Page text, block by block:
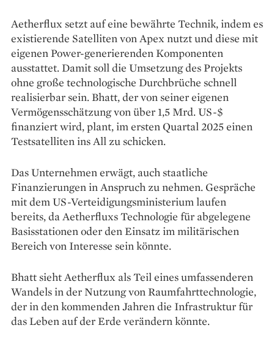
Aetherflux setzt auf eine bewährte Technik, indem es
existierende Satelliten von Apex nutzt und diese mit
eigenen Power-generierenden Komponenten
ausstattet. Damit soll die Umsetzung des Projekts
ohne große technologische Durchbrüche schnell
realisierbar sein. Bhatt, der von seiner eigenen
Vermögensschätzung von über 1,5 Mrd. US-$
finanziert wird, plant, im ersten Quartal 2025 einen
Testsatelliten ins All zu schicken.
Das Unternehmen erwägt, auch staatliche
Finanzierungen in Anspruch zu nehmen. Gespräche
mit dem US-Verteidigungsministerium laufen
bereits, da Aetherfluxs Technologie für abgelegene
Basisstationen oder den Einsatz im militärischen
Bereich von Interesse sein könnte.
Bhatt sieht Aetherflux als Teil eines umfassenderen
Wandels in der Nutzung von Raumfahrttechnologie,
der in den kommenden Jahren die Infrastruktur für
das Leben auf der Erde verändern könnte.